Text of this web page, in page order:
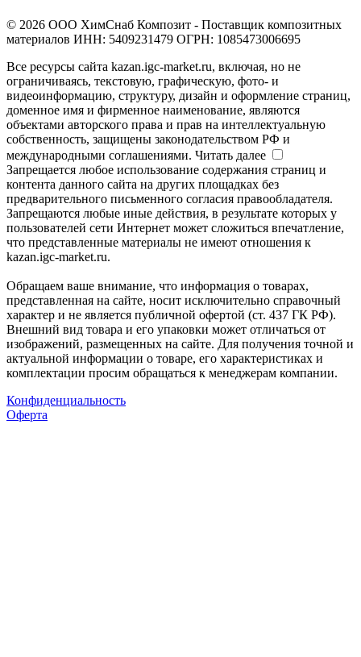
© 2026 ООО ХимСнаб Композит - Поставщик композитных
материалов ИНН: 5409231479 ОГРН: 1085473006695
Все ресурсы сайта kazan.igc-market.ru, включая, но не
ограничиваясь, текстовую, графическую, фото- и
видеоинформацию, структуру, дизайн и оформление страниц,
доменное имя и фирменное наименование, являются
объектами авторского права и прав на интеллектуальную
собственность, защищены законодательством РФ и
международными соглашениями. Читать далее
Запрещается любое использование содержания страниц и
контента данного сайта на других площадках без
предварительного письменного согласия правообладателя.
Запрещаются любые иные действия, в результате которых у
пользователей сети Интернет может сложиться впечатление,
что представленные материалы не имеют отношения к
kazan.igc-market.ru.
Обращаем ваше внимание, что информация о товарах,
представленная на сайте, носит исключительно справочный
характер и не является публичной офертой (ст. 437 ГК РФ).
Внешний вид товара и его упаковки может отличаться от
изображений, размещенных на сайте. Для получения точной и
актуальной информации о товаре, его характеристиках и
комплектации просим обращаться к менеджерам компании.
Конфиденциальность
Оферта